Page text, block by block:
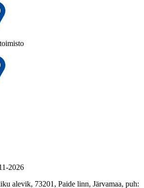
2026
alevik, 73201, Paide linn, Järvamaa, puh: